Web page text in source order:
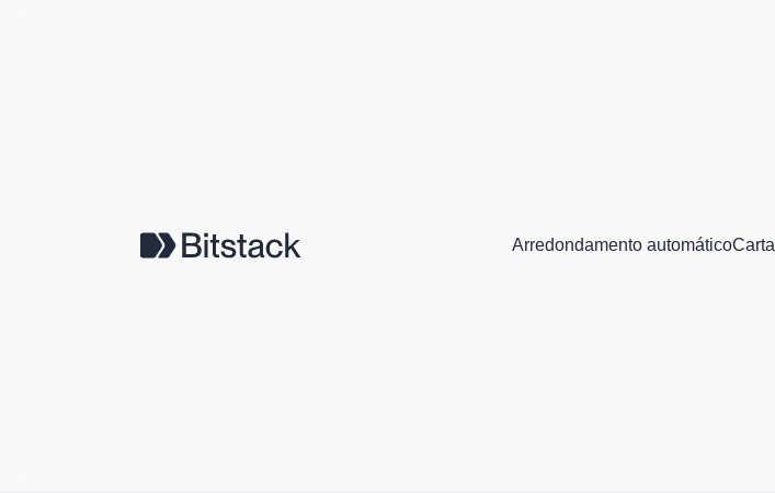
Arredondamento automáticoCarta